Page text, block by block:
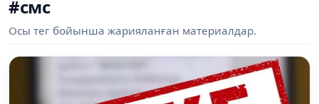
#смс
Осы тег бойынша жарияланған материалдар.